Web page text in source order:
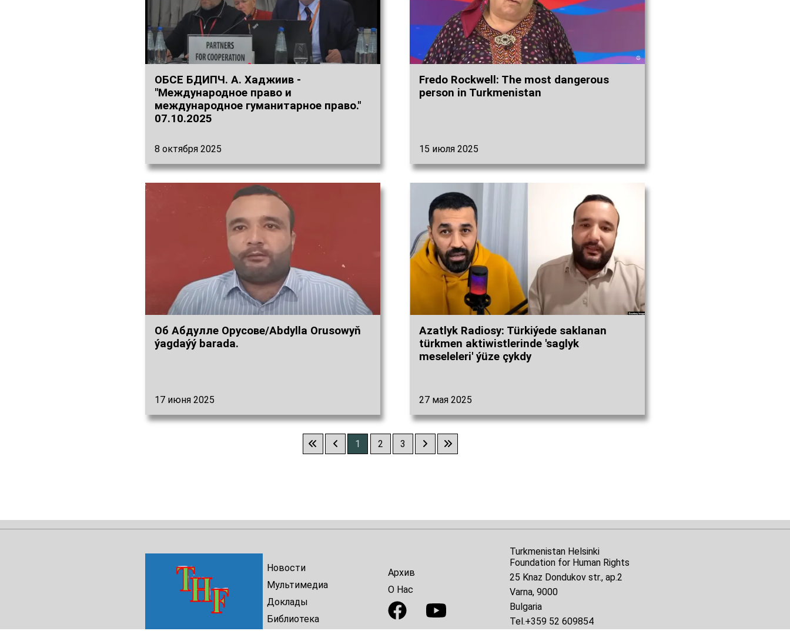
ОБСЕ БДИПЧ. А. Хаджиив -
"Международное право и
международное гуманитарное право."
07.10.2025
8 октября 2025
Fredo Rockwell: The most dangerous
person in Turkmenistan
15 июля 2025
Об Абдулле Орусове/Abdylla Orusowyň
ýagdaýý barada.
17 июня 2025
Azatlyk Radiosy: Türkiýede saklanan
türkmen aktiwistlerinde 'saglyk
meseleleri' ýüze çykdy
27 мая 2025
1 2 3
Новости
Мультимедиа
Доклады
Библиотека
Архив
О Нас
Turkmenistan Helsinki
Foundation for Human Rights
25 Knaz Dondukov str., ap.2
Varna, 9000
Bulgaria
Tel.+359 52 609854